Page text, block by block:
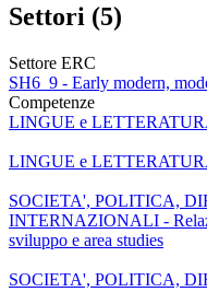
Settori (5)
Settore ERC
SH6_9 - Early modern,
Competenze
LINGUE e
LINGUE e
SOCIETA', POLITICA,
INTERNAZIONALI -
sviluppo e area studies
SOCIETA', POLITICA,